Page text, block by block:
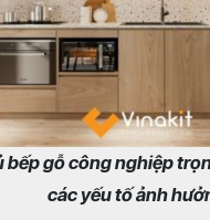
bếp gỗ công nghiệp
các yếu tố ảnh